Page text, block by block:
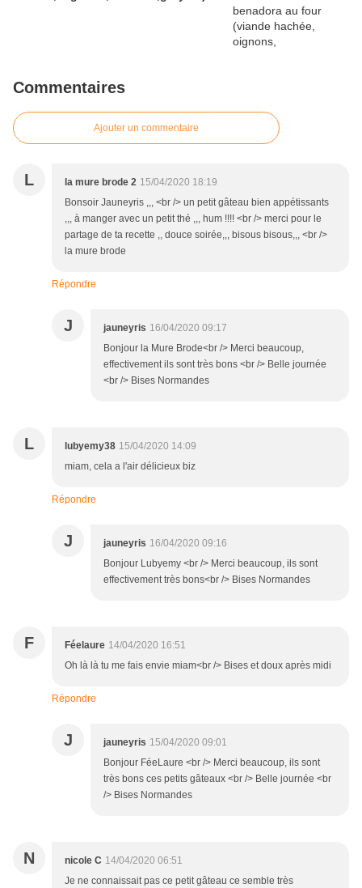
Commentaires
Ajouter un commentaire
L la mure brode 2 15/04/2020 18:19
Bonsoir Jauneyris ,,, <br /> un petit gâteau bien appétissants
,,, à manger avec un petit thé ,,, hum !!!! <br /> merci pour le
partage de ta recette ,, douce soirée,,, bisous bisous,,, <br />
la mure brode
Répondre
J jauneyris 16/04/2020 09:17
Bonjour la Mure Brode<br /> Merci beaucoup,
effectivement ils sont très bons <br /> Belle journée
<br /> Bises Normandes
L lubyemy38 15/04/2020 14:09
miam, cela a l'air délicieux biz
Répondre
J jauneyris 16/04/2020 09:16
Bonjour Lubyemy <br /> Merci beaucoup, ils sont
effectivement très bons<br /> Bises Normandes
F Féelaure 14/04/2020 16:51
Oh là là tu me fais envie miam<br /> Bises et doux après midi
Répondre
J jauneyris 15/04/2020 09:01
Bonjour FéeLaure <br /> Merci beaucoup, ils sont
très bons ces petits gâteaux <br /> Belle journée <br
/> Bises Normandes
N nicole C 14/04/2020 06:51
Je ne connaissait pas ce petit gâteau ce semble très